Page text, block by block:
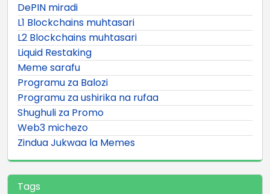
DePIN miradi
L1 Blockchains muhtasari
L2 Blockchains muhtasari
Liquid Restaking
Meme sarafu
Programu za Balozi
Programu za ushirika na rufaa
Shughuli za Promo
Web3 michezo
Zindua Jukwaa la Memes
Tags